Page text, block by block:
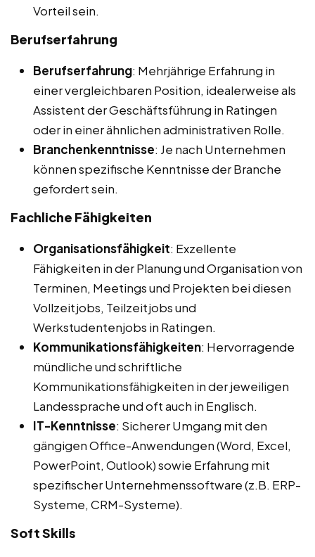
Vorteil sein.
Berufserfahrung
Berufserfahrung: Mehrjährige Erfahrung in
einer vergleichbaren Position, idealerweise als
Assistent der Geschäftsführung in Ratingen
oder in einer ähnlichen administrativen Rolle.
Branchenkenntnisse: Je nach Unternehmen
können spezifische Kenntnisse der Branche
gefordert sein.
Fachliche Fähigkeiten
Organisationsfähigkeit: Exzellente
Fähigkeiten in der Planung und Organisation von
Terminen, Meetings und Projekten bei diesen
Vollzeitjobs, Teilzeitjobs und
Werkstudentenjobs in Ratingen.
Kommunikationsfähigkeiten: Hervorragende
mündliche und schriftliche
Kommunikationsfähigkeiten in der jeweiligen
Landessprache und oft auch in Englisch.
IT-Kenntnisse: Sicherer Umgang mit den
gängigen Office-Anwendungen (Word, Excel,
PowerPoint, Outlook) sowie Erfahrung mit
spezifischer Unternehmenssoftware (z.B. ERP-
Systeme, CRM-Systeme).
Soft Skills